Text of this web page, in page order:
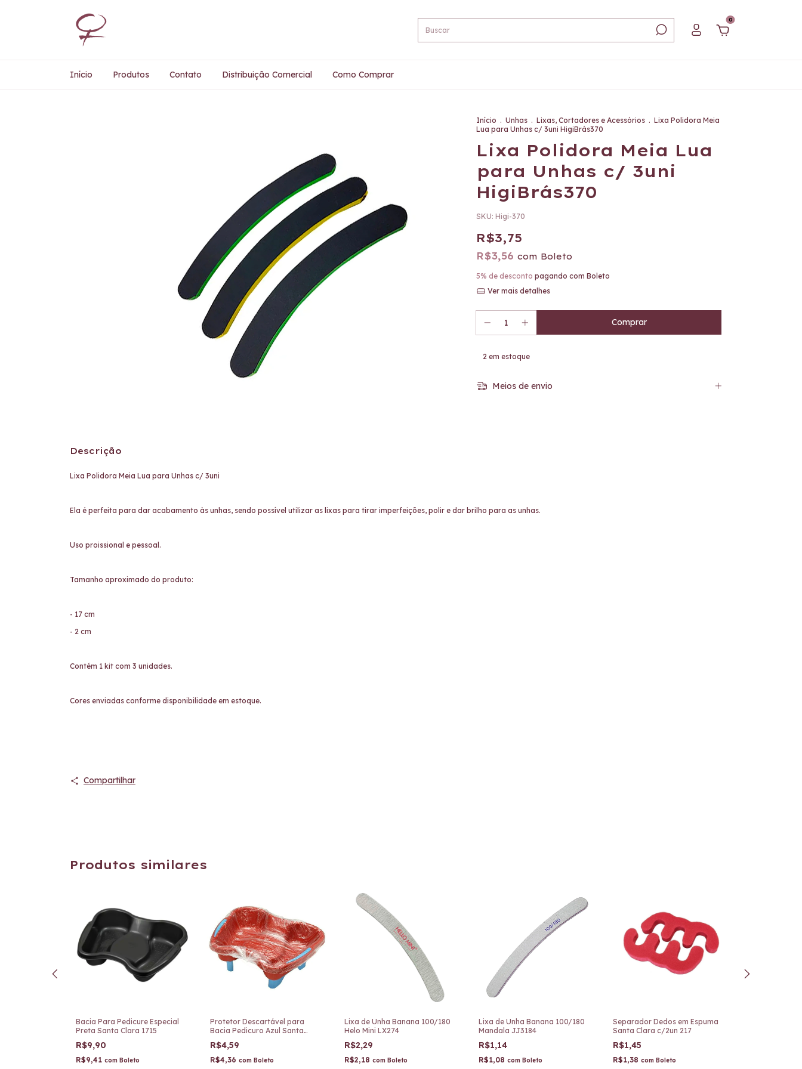
0
Início Produtos Contato Distribuição Comercial Como Comprar
Início . Unhas . Lixas, Cortadores e Acessórios . Lixa Polidora Meia
Lua para Unhas c/ 3uni HigiBrás370
Lixa Polidora Meia Lua
para Unhas c/ 3uni
HigiBrás370
SKU: Higi-370
R$3,75
R$3,56 com Boleto
5% de desconto pagando com Boleto
Ver mais detalhes
2 em estoque
Meios de envio
Descrição
Lixa Polidora Meia Lua para Unhas c/ 3uni
Ela é perfeita para dar acabamento às unhas, sendo possível utilizar as lixas para tirar imperfeições, polir e dar brilho para as unhas.
Uso proissional e pessoal.
Tamanho aproximado do produto:
- 17 cm
- 2 cm
Contém 1 kit com 3 unidades.
Cores enviadas conforme disponibilidade em estoque.
Compartilhar
Produtos similares
Bacia Para Pedicure Especial
Preta Santa Clara 1715
R$9,90
R$9,41 com Boleto
Protetor Descartável para
Bacia Pedicuro Azul Santa
R$4,59
R$4,36 com Boleto
Lixa de Unha Banana 100/180
Helo Mini LX274
R$2,29
R$2,18 com Boleto
Lixa de Unha Banana 100/180
Mandala JJ3184
R$1,14
R$1,08 com Boleto
Separador Dedos em Espuma
Santa Clara c/2un 217
R$1,45
R$1,38 com Boleto